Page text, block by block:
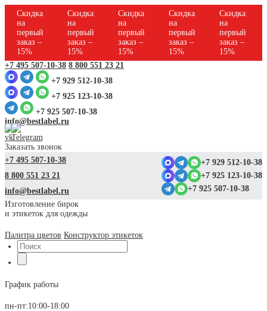
Скидка
на
первый
заказ –
15%
Скидка
на
первый
заказ –
15%
Скидка
на
первый
заказ –
15%
Скидка
на
первый
заказ –
15%
Скидка
на
первый
заказ –
15%
+7 495 507-10-38 8 800 551 23 21
+7 929 512-10-38
+7 925 123-10-38
+7 925 507-10-38
info@bestlabel.ru
Заказать звонок
+7 495 507-10-38
8 800 551 23 21
info@bestlabel.ru
+7 929 512-10-38
+7 925 123-10-38
+7 925 507-10-38
Изготовление бирок
и этикеток для одежды
Палитра цветов Конструктор этикеток
График работы
пн-пт:10:00-18:00